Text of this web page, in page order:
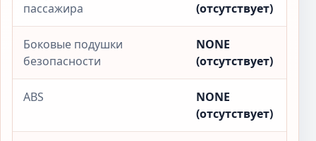
пассажира
(отсутствует)
Боковые подушки
безопасности
NONE
(отсутствует)
ABS
NONE
(отсутствует)